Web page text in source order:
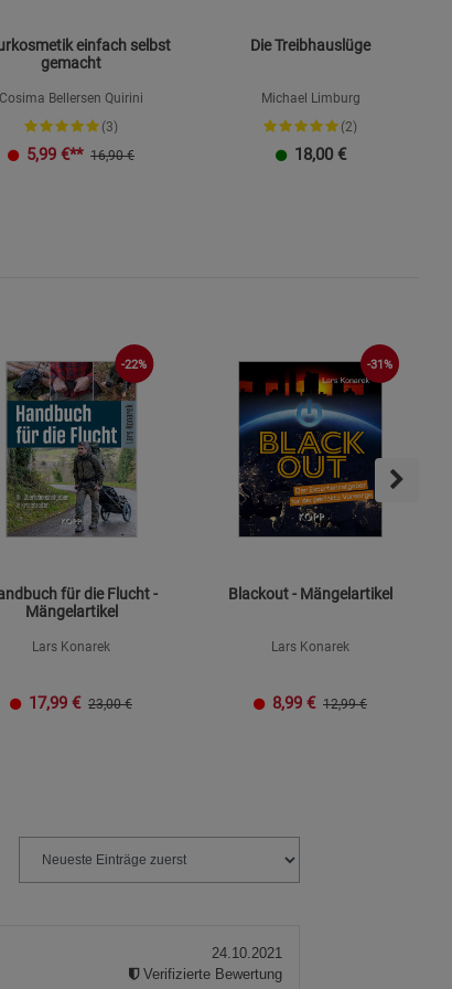
einfach selbst
gemacht
Cosima Bellersen Quirini
(3)
5,99 €** 16,90 €
Die Treibhauslüge
Michael Limburg
(2)
18,00 €
-22%
für die Flucht -
Mängelartikel
Lars Konarek
17,99 € 23,00 €
-31%
Blackout - Mängelartikel
Lars Konarek
8,99 € 12,99 €
24.10.2021
Verifizierte Bewertung